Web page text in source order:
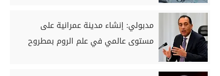
مدبولي: إنشاء مدينة عمرانية على
مستوى عالمي في علم الروم بمطروح